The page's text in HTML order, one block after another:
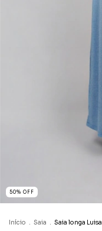
50% OFF
Início Saia Saia longa Luisa